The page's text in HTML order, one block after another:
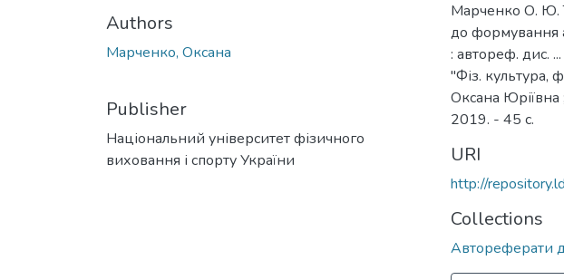
Authors
Марченко, Оксана
Publisher
Національний університет фізичного
виховання і спорту України
Марченко О. Ю.
до формування
: автореф. дис.
"Фіз. культура,
Оксана Юріївна
2019. - 45 с.
URI
http://
Collections
Автореферати